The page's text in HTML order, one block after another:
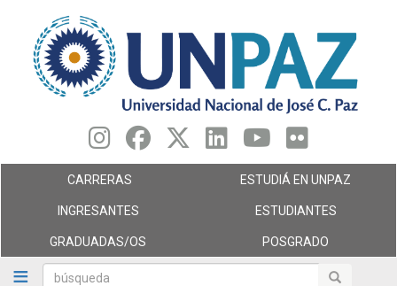
contenido
principal
búsqueda búsqueda
CARRERAS ESTUDIÁ EN UNPAZ
INGRESANTES ESTUDIANTES
GRADUADAS/OS POSGRADO